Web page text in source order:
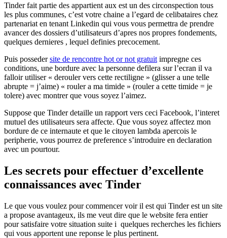
Tinder fait partie des appartient aux est un des circonspection tous
les plus communes, c’est votre chaine a l’egard de celibataires chez
partenariat en tenant Linkedin qui vous vous permettra de prendre
avancer des dossiers d’utilisateurs d’apres nos propres fondements,
quelques dernieres , lequel definies precocement.
Puis possedersite de rencontre hot or not gratuit impregne ces
conditions, une bordure avec la personne defilera sur l’ecran il va
falloir utiliser « derouler vers cette rectiligne » (glisser a une telle
abrupte = j’aime) « rouler a ma timide » (rouler a cette timide = je
tolere) avec montrer que vous soyez l’aimez.
Suppose que Tinder detaille un rapport vers ceci Facebook, l’interet
mutuel des utilisateurs sera affecte. Que vous soyez affectez mon
bordure de ce internaute et que le citoyen lambda apercois le
peripherie, vous pourrez de preference s’introduire en declaration
avec un pourtour.
Les secrets pour effectuer d’excellente
connaissances avec Tinder
Le que vous voulez pour commencer voir il est qui Tinder est un site
a propose avantageux, ils me veut dire que le website fera entier
pour satisfaire votre situation suite i quelques recherches les fichiers
qui vous apportent une reponse le plus pertinent.